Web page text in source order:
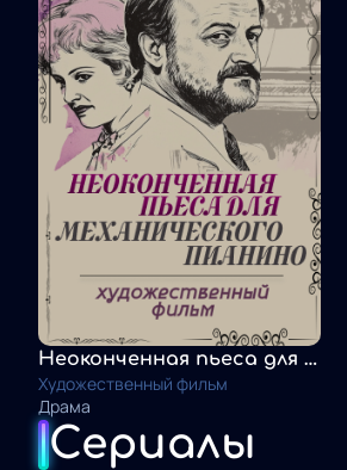
Неоконченная пьеса для механического пианино
Художественный фильм
Драма
Сериалы